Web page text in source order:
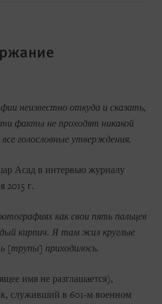
неизвестно откуда и сказать,
факты не проходят никакой
голословные утверждения.
Асад в интервью журналу
2015 г.
как свои пять пальцев
кирпич. Я там жил круглые
[трупы] приходилось.
имя не разглашается),
служивший в 601-м военном